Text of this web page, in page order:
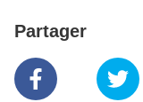
Partager